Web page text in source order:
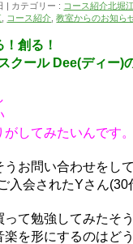
カテゴリー : コース紹介北堀江
コース紹介 ,教室からのお知ら
創る！
クール Dee(ディー)
してみたいんです。
お問い合わせをし
入会されたYさん(30
て勉強してみたそう
楽を形にするのはど